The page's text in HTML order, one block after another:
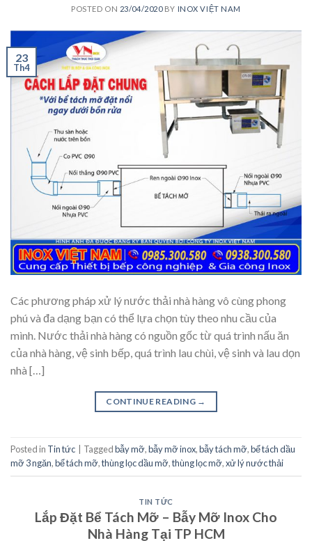
POSTED ON 23/04/2020BY INOX VIỆT NAM
23
Th4
Các phương pháp xử lý nước thải nhà hàng vô cùng phong
phú và đa dạng bạn có thể lựa chọn tùy theo nhu cầu của
mình. Nước thải nhà hàng có nguồn gốc từ quá trình nấu ăn
của nhà hàng, vệ sinh bếp, quá trình lau chùi, vệ sinh và lau dọn
nhà […]
CONTINUE READING →
Posted in Tin tức Taggedbẫy mỡ,bẫy mỡ inox,bẫy tách mỡ,bể tách dầu
mỡ 3 ngăn,bể tách mỡ,thùng lọc dầu mỡ,thùng lọc mỡ,xử lý nước thải
TIN TỨC
Lắp Đặt Bể Tách Mỡ – Bẫy Mỡ Inox Cho
Nhà Hàng Tại TP HCM